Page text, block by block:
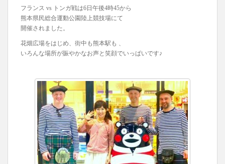
フランス vs トンガ戦は6日午後4時45から
熊本県民総合運動公園陸上競技場にて
開催されました。
花畑広場をはじめ、街中も熊本駅も 、
いろんな場所が賑やかなお声と笑顔でいっぱいです♪